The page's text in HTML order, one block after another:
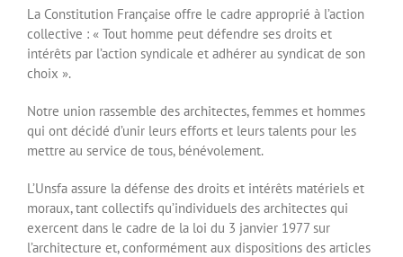
La Constitution Française offre le cadre approprié à l’action
collective : « Tout homme peut défendre ses droits et
intérêts par l’action syndicale et adhérer au syndicat de son
choix ».
Notre union rassemble des architectes, femmes et hommes
qui ont décidé d’unir leurs efforts et leurs talents pour les
mettre au service de tous, bénévolement.
L’Unsfa assure la défense des droits et intérêts matériels et
moraux, tant collectifs qu’individuels des architectes qui
exercent dans le cadre de la loi du 3 janvier 1977 sur
l’architecture et, conformément aux dispositions des articles